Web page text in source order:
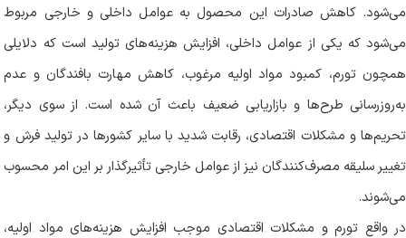
می‌شود. کاهش صادرات این محصول به عوامل داخلی و خارجی مربوط
می‌شود که یکی از عوامل داخلی، افزایش هزینه‌های تولید است که دلایلی
همچون تورم، کمبود مواد اولیه مرغوب، کاهش مهارت بافندگان و عدم
به‌روزرسانی طرح‌ها و بازاریابی ضعیف باعث آن شده است. از سوی دیگر،
تحریم‌ها و مشکلات اقتصادی، رقابت شدید با سایر کشورها در تولید فرش و
تغییر سلیقه مصرف‌کنندگان نیز از عوامل خارجی تأثیرگذار بر این امر محسوب
می‌شوند.
در واقع تورم و مشکلات اقتصادی موجب افزایش هزینه‌های مواد اولیه،